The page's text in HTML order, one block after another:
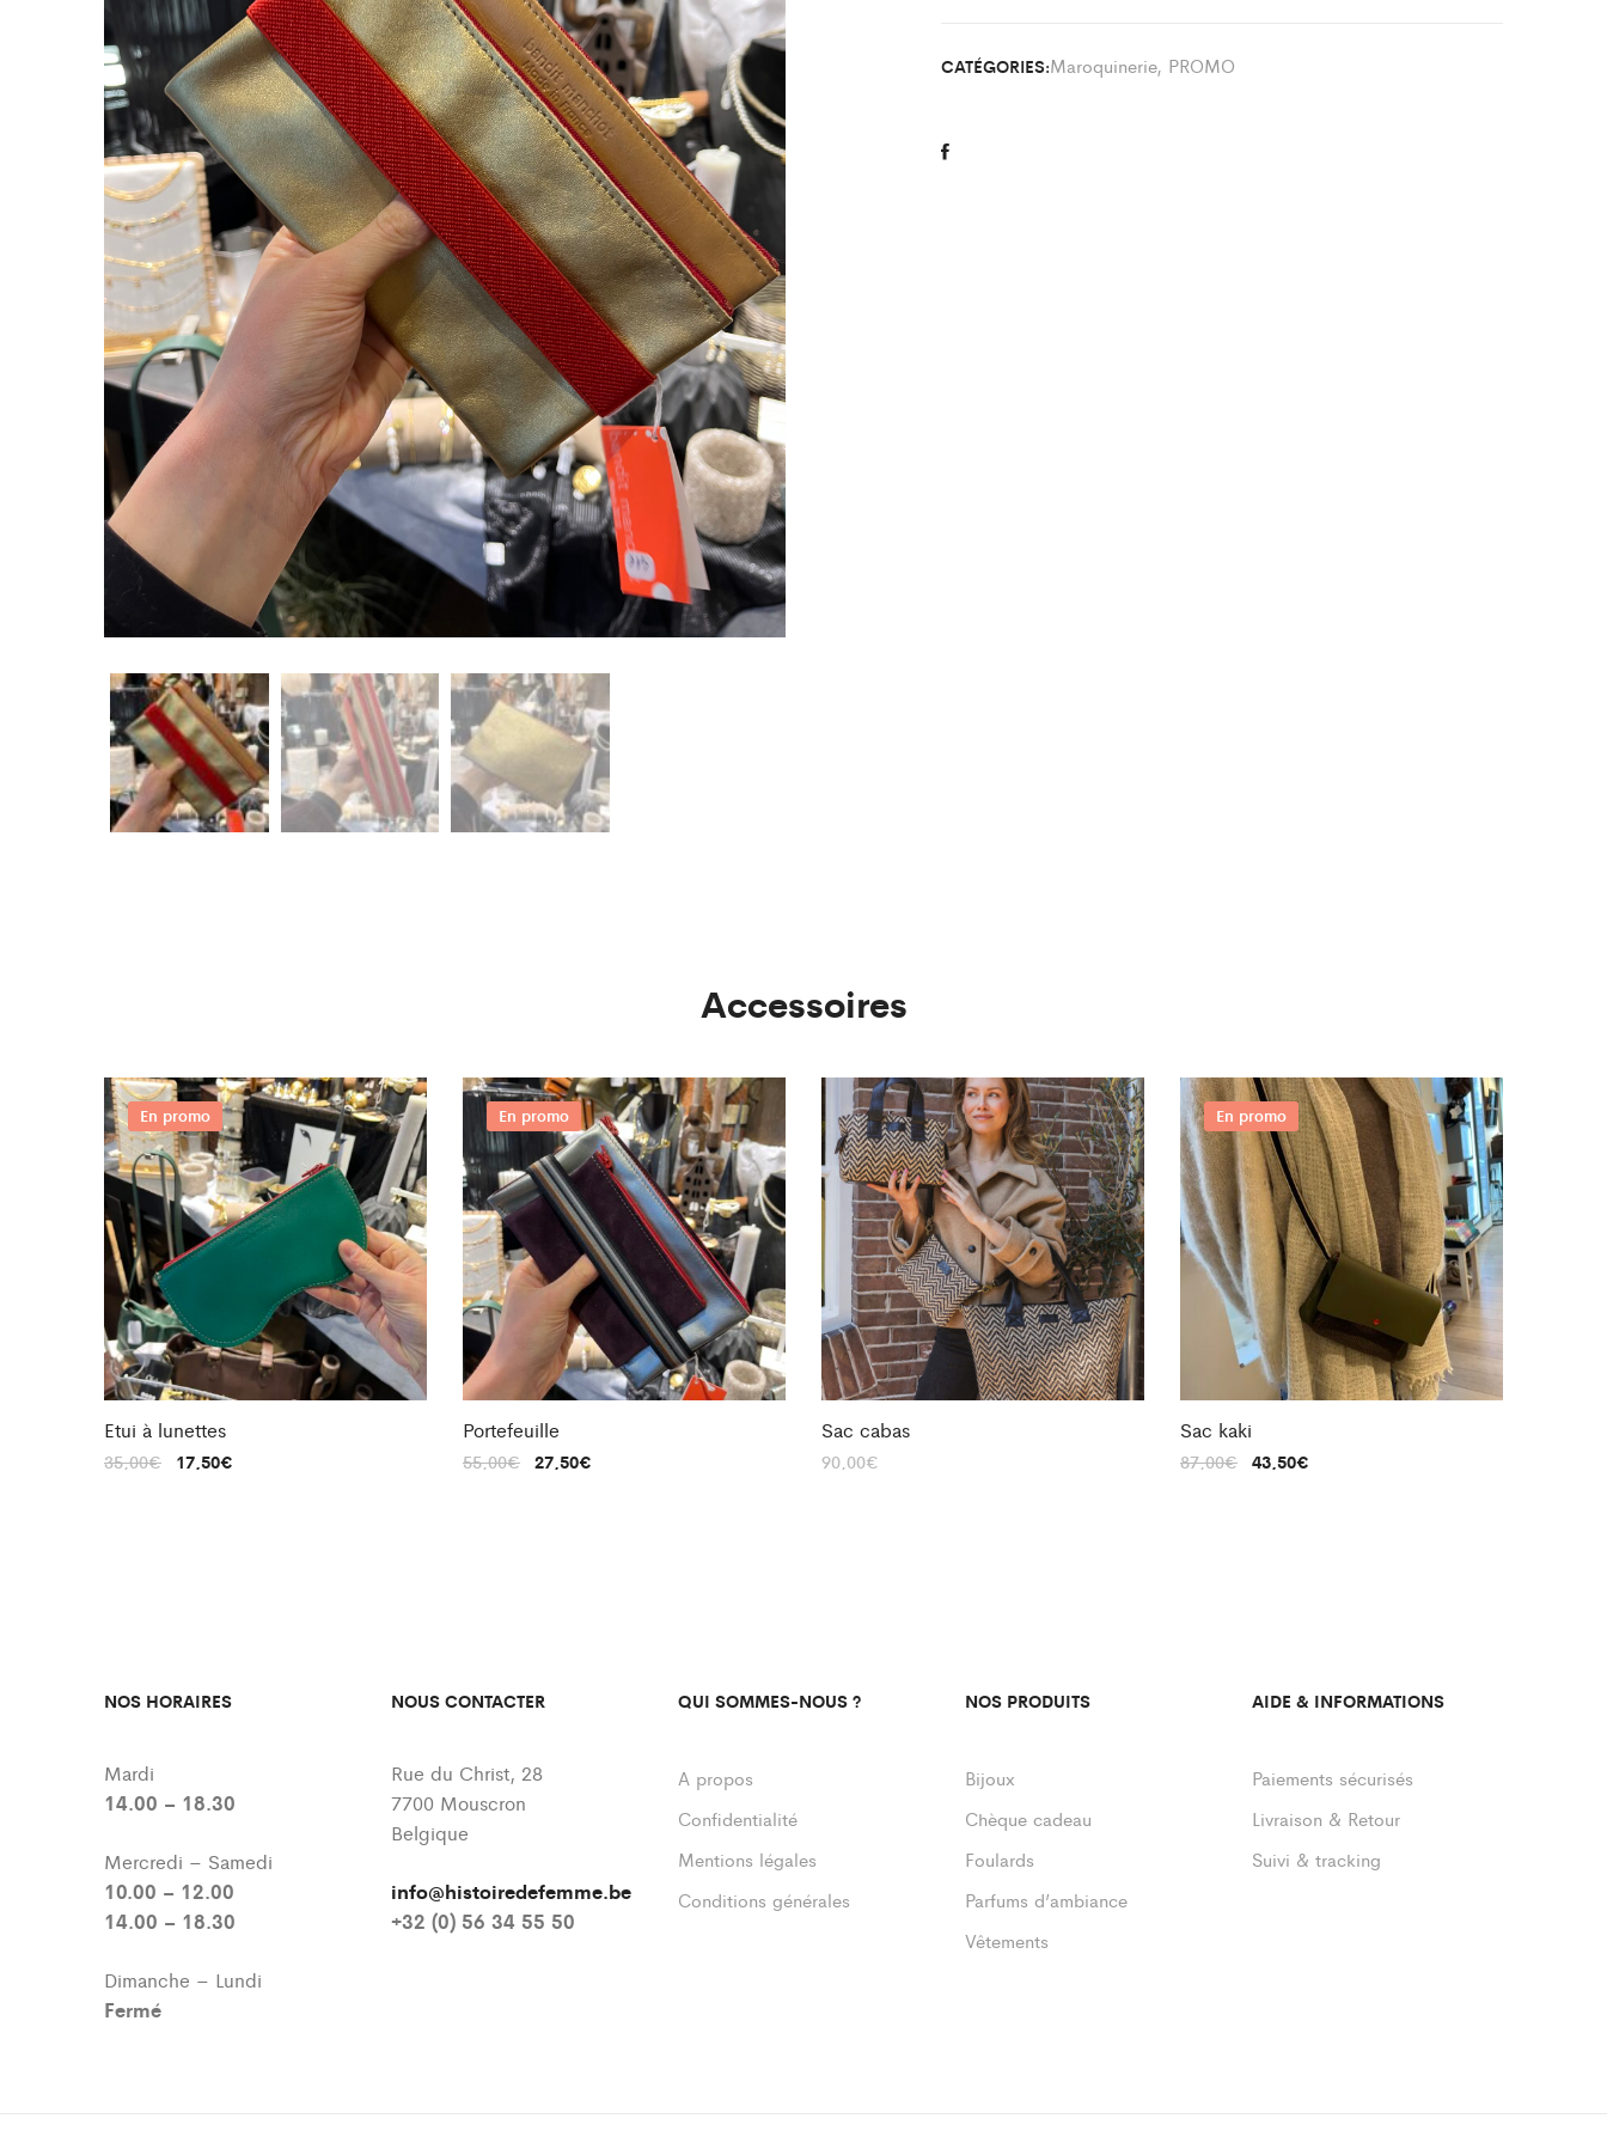
CATÉGORIES:Maroquinerie, PROMO
Accessoires
En promo
Etui à lunettes
35,00€ 17,50€
En promo
Portefeuille
55,00€ 27,50€
Sac cabas
90,00€
En promo
Sac kaki
87,00€ 43,50€
NOS HORAIRES
Mardi
14.00 – 18.30
Mercredi – Samedi
10.00 – 12.00
14.00 – 18.30
Dimanche – Lundi
Fermé
NOUS CONTACTER
Rue du Christ, 28
7700 Mouscron
Belgique
info@histoiredefemme.be
+32 (0) 56 34 55 50
QUI SOMMES-NOUS ?
A propos
Confidentialité
Mentions légales
Conditions générales
NOS PRODUITS
Bijoux
Chèque cadeau
Foulards
Parfums d’ambiance
Vêtements
AIDE & INFORMATIONS
Paiements sécurisés
Livraison & Retour
Suivi & tracking